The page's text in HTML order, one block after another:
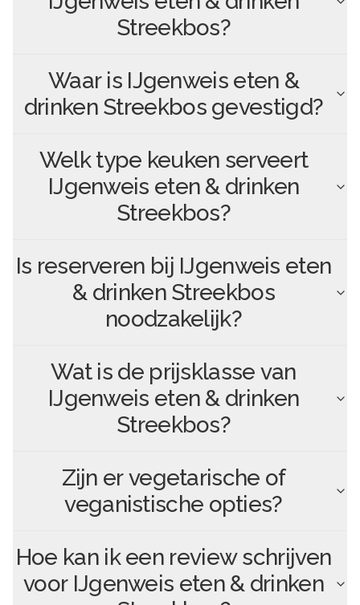
Streekbos?
Waar is IJgenweis eten &
drinken Streekbosgevestigd?
Welk type keuken serveert
IJgenweis eten & drinken
Streekbos?
Is reserveren bij IJgenweis eten
& drinken Streekbos
noodzakelijk?
Wat is de prijsklasse van
IJgenweis eten & drinken
Streekbos?
Zijn er vegetarische of
veganistische opties?
Hoe kan ik een review schrijven
voor IJgenweis eten & drinken